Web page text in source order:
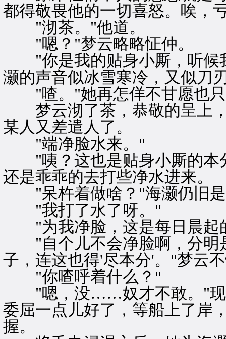
都得敬畏他的一切喜怒。唉，
"沏茶。"他道。
"嗯？"梦云略略怔仲。
"你是我的贴身小厮，听候
灏的声音似冰雪寒冷，又似刀
"喳。"她再怎佯不甘愿也只
梦云沏了茶，恭敬的呈上，
某人又差遣人了。
"端净脸水来。"
"咦？这也是贴身小厮的本
还是乖乖的去打些净水进来。
"呆杵着做啥？"海灏仍旧是
"我打了水了呀。"
"为我净脸，这是每日晨起
"自个儿不会净脸啊，分明
子，连这也得'尽本分'。"梦云
"你喳呼着什么？"
"嗯，没……奴才不敢。"现
委屈一点儿好了，等船上了岸
握。